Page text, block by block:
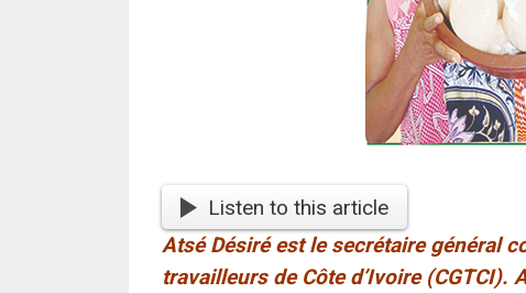
Listen to this article
Atsé Désiré est le secrétaire général
travailleurs de Côte d’Ivoire (CGTCI).